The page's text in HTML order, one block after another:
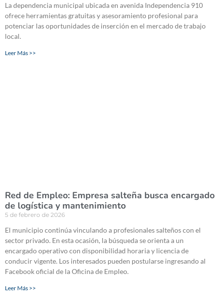
La dependencia municipal ubicada en avenida Independencia 910
ofrece herramientas gratuitas y asesoramiento profesional para
potenciar las oportunidades de inserción en el mercado de trabajo
local.
Leer Más >>
Red de Empleo: Empresa salteña busca encargado
de logística y mantenimiento
5 de febrero de 2026
El municipio continúa vinculando a profesionales salteños con el
sector privado. En esta ocasión, la búsqueda se orienta a un
encargado operativo con disponibilidad horaria y licencia de
conducir vigente. Los interesados pueden postularse ingresando al
Facebook oficial de la Oficina de Empleo.
Leer Más >>